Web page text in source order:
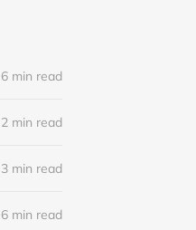
6 min read
2 min read
3 min read
6 min read